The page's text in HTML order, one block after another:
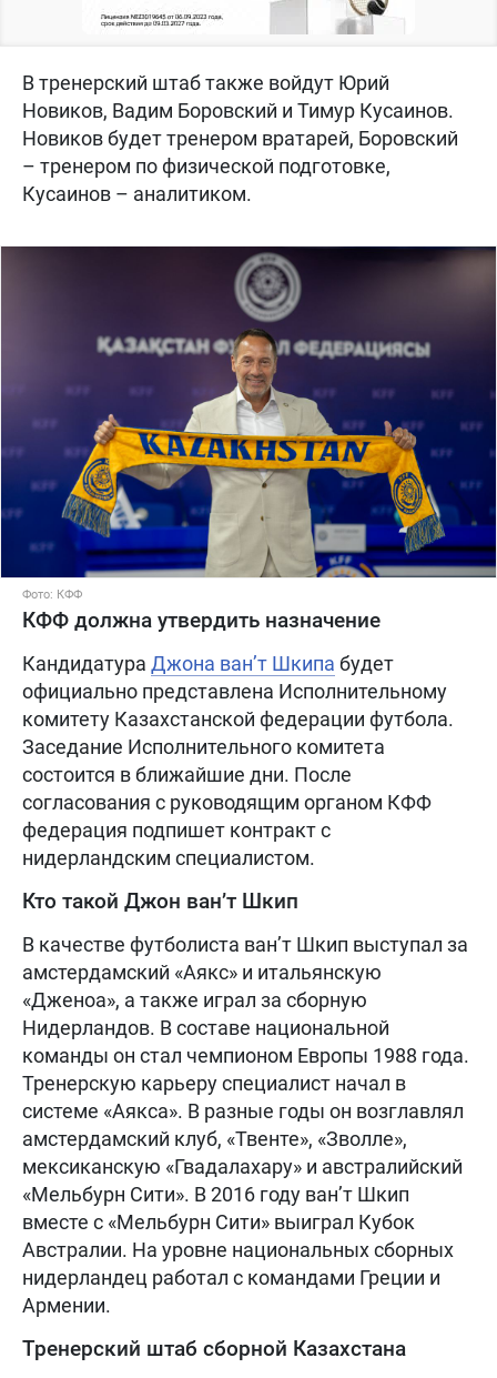
В тренерский штаб также войдут Юрий
Новиков, Вадим Боровский и Тимур Кусаинов.
Новиков будет тренером вратарей, Боровский
– тренером по физической подготовке,
Кусаинов – аналитиком.
Фото: КФФ
КФФ должна утвердить назначение
Кандидатура Джона ван’т Шкипа будет
официально представлена Исполнительному
комитету Казахстанской федерации футбола.
Заседание Исполнительного комитета
состоится в ближайшие дни. После
согласования с руководящим органом КФФ
федерация подпишет контракт с
нидерландским специалистом.
Кто такой Джон ван’т Шкип
В качестве футболиста ван’т Шкип выступал за
амстердамский «Аякс» и итальянскую
«Дженоа», а также играл за сборную
Нидерландов. В составе национальной
команды он стал чемпионом Европы 1988 года.
Тренерскую карьеру специалист начал в
системе «Аякса». В разные годы он возглавлял
амстердамский клуб, «Твенте», «Зволле»,
мексиканскую «Гвадалахару» и австралийский
«Мельбурн Сити». В 2016 году ван’т Шкип
вместе с «Мельбурн Сити» выиграл Кубок
Австралии. На уровне национальных сборных
нидерландец работал с командами Греции и
Армении.
Тренерский штаб сборной Казахстана